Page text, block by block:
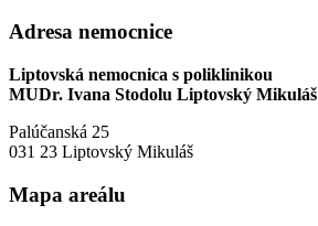
Adresa nemocnice
Liptovská nemocnica s poliklinikou
MUDr. Ivana Stodolu Liptovský Mikuláš
Palúčanská 25
031 23 Liptovský Mikuláš
Mapa areálu